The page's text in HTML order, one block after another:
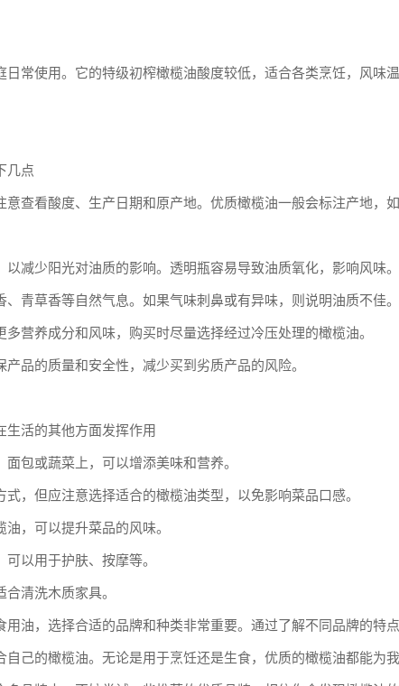
日常使用。它的特级初榨橄榄油酸度较低，适合各类烹饪，风味
几点
查看酸度、生产日期和原产地。优质橄榄油一般会标注产地，
减少阳光对油质的影响。透明瓶容易导致油质氧化，影响风味。
青草香等自然气息。如果气味刺鼻或有异味，则说明油质不佳。
营养成分和风味，购买时尽量选择经过冷压处理的橄榄油。
产品的质量和安全性，减少买到劣质产品的风险。
生活的其他方面发挥作用
包或蔬菜上，可以增添美味和营养。
，但应注意选择适合的橄榄油类型，以免影响菜品口感。
，可以提升菜品的风味。
以用于护肤、按摩等。
清洗木质家具。
油，选择合适的品牌和种类非常重要。通过了解不同品牌的特
己的橄榄油。无论是用于烹饪还是生食，优质的橄榄油都能为